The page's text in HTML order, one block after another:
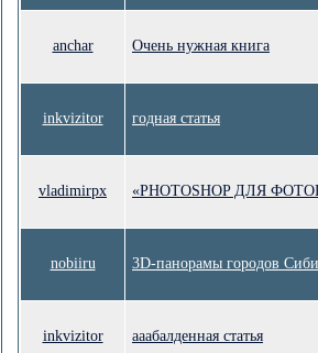
anchar Очень нужная книга
inkvizitor годная статья
vladimirpx «PHOTOSHOP ДЛЯ
nobiiru 3D-панорамы городов
inkvizitor ааабалденная статья